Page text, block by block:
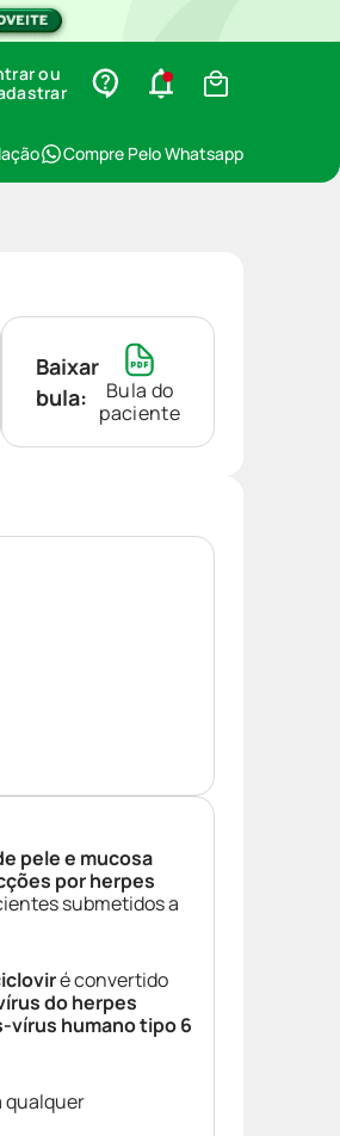
ou
Compre Pelo Whatsapp
Baixar
bula:
Bula do
paciente
pele e mucosa
por herpes
submetidos a
é convertido
do herpes
vírus humano tipo 6
qualquer